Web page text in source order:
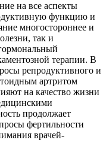
на все аспекты
функцию и
многостороннее и
так и
терапии. В
репродуктивного и
артритом
на качество жизни
продолжает
фертильности
врачей-